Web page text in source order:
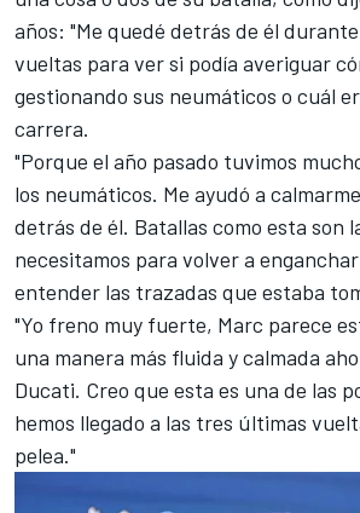
años: "Me quedé detrás de él
vueltas para ver si podía averiguar
gestionando sus neumáticos o cuál
carrera.
"Porque el año pasado tuvimos
los neumáticos. Me ayudó a
detrás de él. Batallas como esta son
necesitamos para volver a
entender las trazadas que estaba
"Yo freno muy fuerte, Marc parece
una manera más fluida y calmada
Ducati. Creo que esta es una de las
hemos llegado a las tres últimas
pelea."